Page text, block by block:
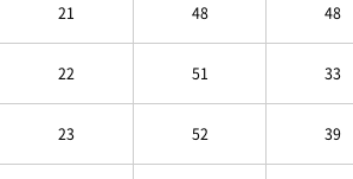
21 48 48
22 51 33
23 52 39